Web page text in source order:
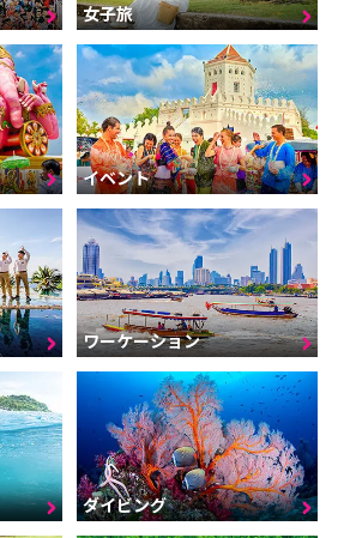
女子旅
イベント
ワーケーション
ダイビング